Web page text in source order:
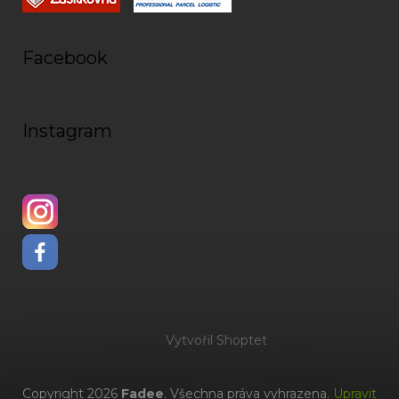
Facebook
Instagram
Vytvořil Shoptet
Copyright 2026 Fadee. Všechna práva vyhrazena. Upravit